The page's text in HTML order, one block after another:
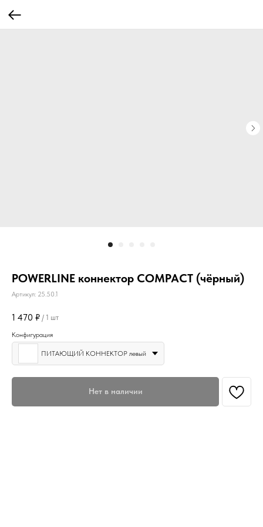
POWERLINE коннектор COMPACT (чёрный)
Артикул: 25.50.1
1 470 ₽ / 1 шт
Конфигурация
ПИТАЮЩИЙ КОННЕКТОР левый
Нет в наличии